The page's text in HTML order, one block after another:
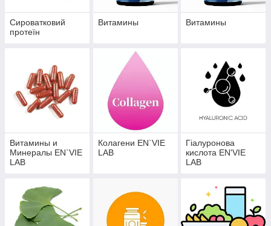
Сироватковий
протеїн
Витамины Витамины
Витамины и
Минералы EN`VIE
LAB
Колагени EN`VIE
LAB
Гіалуронова
кислота EN'VIE
LAB